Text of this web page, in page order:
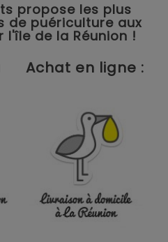
propose les plus
de puériculture aux
l'île de la Réunion !
Achat en ligne :